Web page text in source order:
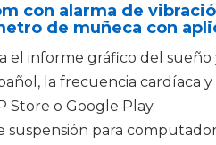
con alarma de
de muñeca con
el informe gráfico del sueño
la frecuencia cardíaca
Store o Google Play.
para